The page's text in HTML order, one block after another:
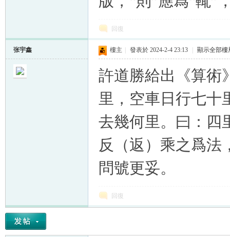
回復
张宇鑫 樓主 發表於 2024-2-4 23:13 顯示全部樓
許道勝給出《算術
里，空車日行七十
去幾何里。曰：四
反（返）乘之爲法
問號更妥。
回復